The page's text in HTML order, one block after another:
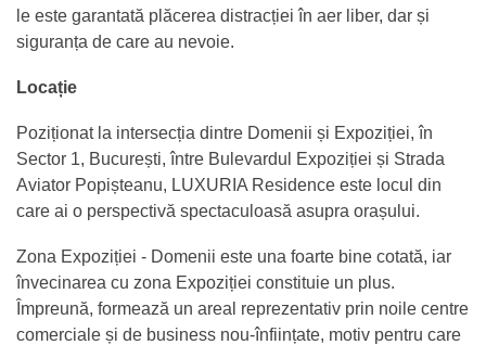
le este garantată plăcerea distracției în aer liber, dar și
siguranța de care au nevoie.
Locație
Poziționat la intersecția dintre Domenii și Expoziției, în
Sector 1, București, între Bulevardul Expoziției și Strada
Aviator Popișteanu, LUXURIA Residence este locul din
care ai o perspectivă spectaculoasă asupra orașului.
Zona Expoziției - Domenii este una foarte bine cotată, iar
învecinarea cu zona Expoziției constituie un plus.
Împreună, formează un areal reprezentativ prin noile centre
comerciale și de business nou-înființate, motiv pentru care